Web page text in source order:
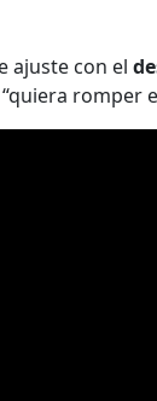
ajuste con el
romper